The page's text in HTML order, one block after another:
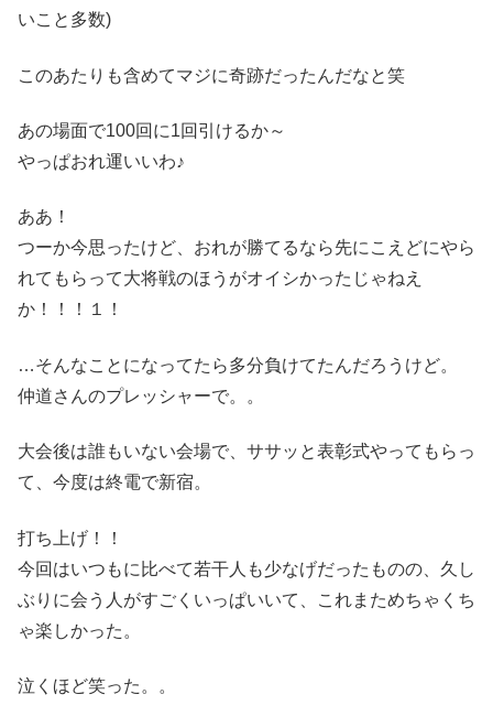
いこと多数)
このあたりも含めてマジに奇跡だったんだなと笑
あの場面で100回に1回引けるか～
やっぱおれ運いいわ♪
ああ！
つーか今思ったけど、おれが勝てるなら先にこえどにやら
れてもらって大将戦のほうがオイシかったじゃねえ
か！！！１！
…そんなことになってたら多分負けてたんだろうけど。
仲道さんのプレッシャーで。。
大会後は誰もいない会場で、ササッと表彰式やってもらっ
て、今度は終電で新宿。
打ち上げ！！
今回はいつもに比べて若干人も少なげだったものの、久し
ぶりに会う人がすごくいっぱいいて、これまためちゃくち
ゃ楽しかった。
泣くほど笑った。。